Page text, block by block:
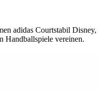
adidas Courtstabil Disney,
Handballspiele vereinen.